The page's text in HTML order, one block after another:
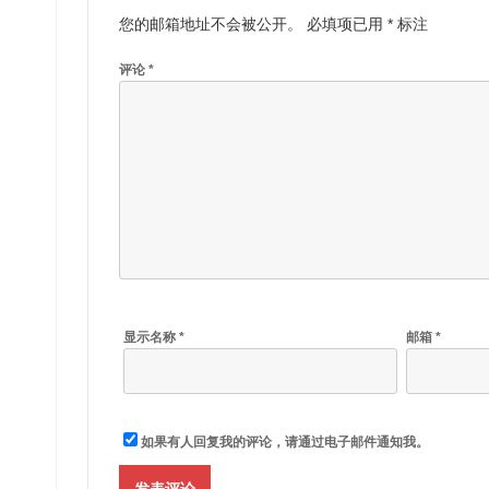
您的邮箱地址不会被公开。 必填项已用 * 标注
评论 *
显示名称 * 邮箱 *
如果有人回复我的评论，请通过电子邮件通知我。